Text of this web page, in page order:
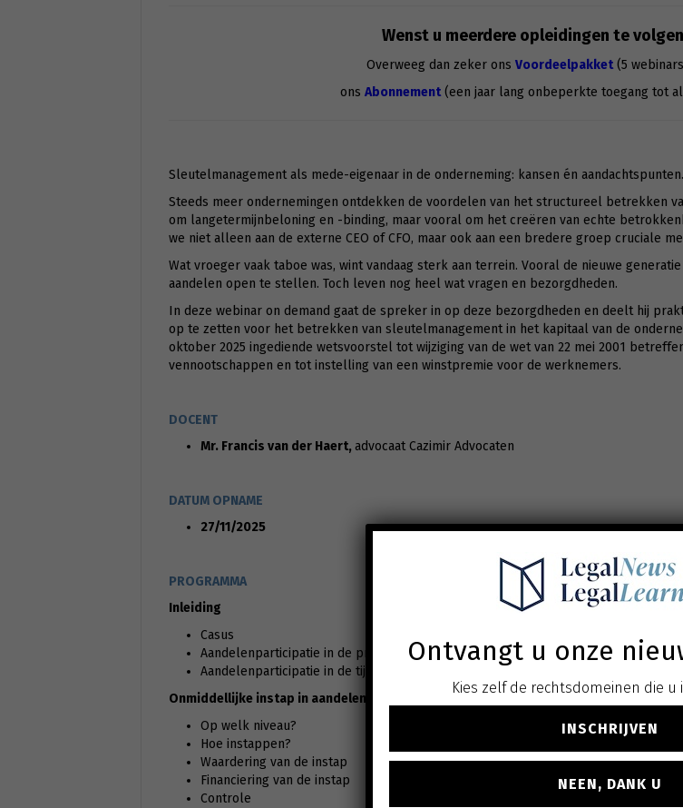
Wenst u meerdere opleidingen te
Overweeg dan zeker ons Voordeelpakket(5
ons Abonnement(een jaar lang onbeperkte toegang tot
Sleutelmanagement als mede-eigenaar in de onderneming: kansen én aandachtspunten.
Steeds meer ondernemingen ontdekken de voordelen van het structureel betrekken
om langetermijnbeloning en -binding, maar vooral om het creëren van echte
we niet alleen aan de externe CEO of CFO, maar ook aan een bredere groep cruciale
Wat vroeger vaak taboe was, wint vandaag sterk aan terrein. Vooral de nieuwe
aandelen open te stellen. Toch leven nog heel wat vragen en bezorgdheden.
In deze webinar on demand gaat de spreker in op deze bezorgdheden en deelt hij
op te zetten voor het betrekken van sleutelmanagement in het kapitaal van de
oktober 2025 ingediende wetsvoorstel tot wijziging van de wet van 22 mei 2001
vennootschappen en tot instelling van een winstpremie voor de werknemers.
DOCENT
Mr. Francis van der Haert,advocaat Cazimir Advocaten
DATUM OPNAME
27/11/2025
PROGRAMMA
Inleiding
Casus
Aandelenparticipatie in de praktijk
Aandelenparticipatie in de tijd
Onmiddellijke instap in aandelen
Op welk niveau?
Hoe instappen?
Waardering van de instap
Financiering van de instap
Controle
Ontvangt u onze
Kies zelf de rechtsdomeinen die u
INSCHRIJVEN
NEEN, DANK U